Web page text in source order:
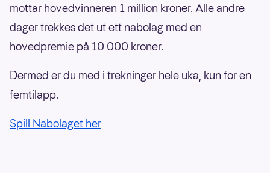
mottar hovedvinneren 1 million kroner. Alle andre
dager trekkes det ut ett nabolag med en
hovedpremie på 10 000 kroner.
Dermed er du med i trekninger hele uka, kun for en
femtilapp.
Spill Nabolaget her